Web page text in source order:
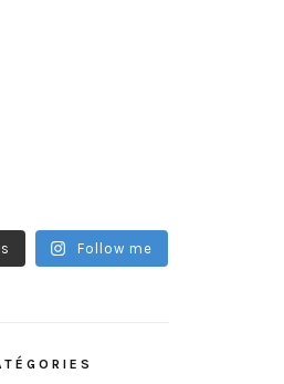
Follow me